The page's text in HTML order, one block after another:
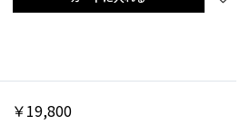
￥19,800